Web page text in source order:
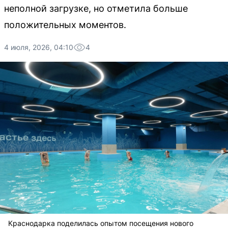
неполной загрузке, но отметила больше
положительных моментов.
4 июля, 2026, 04:10 4
Краснодарка поделилась опытом посещения нового